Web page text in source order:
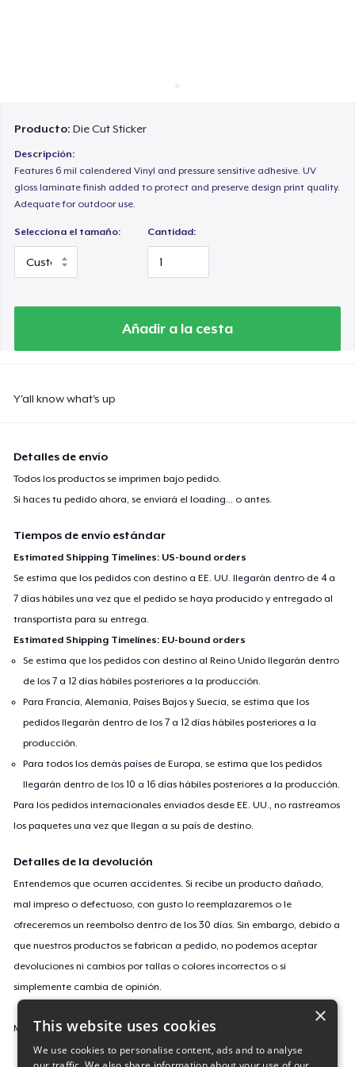
Producto:Die Cut Sticker
Descripción:
Features 6 mil calendered Vinyl and pressure sensitive adhesive. UV
gloss laminate finish added to protect and preserve design print quality.
Adequate for outdoor use.
Selecciona el tamaño: Cantidad:
Añadir a la cesta
Y'all know what's up
Detalles de envío
Todos los productos se imprimen bajo pedido.
Si haces tu pedido ahora, se enviará elloading... o antes.
Tiempos de envío estándar
Estimated Shipping Timelines: US-bound orders
Se estima que los pedidos con destino a EE. UU. llegarán dentro de 4 a
7 días hábiles una vez que el pedido se haya producido y entregado al
transportista para su entrega.
Estimated Shipping Timelines: EU-bound orders
Se estima que los pedidos con destino al Reino Unido llegarán dentro
de los 7 a 12 días hábiles posteriores a la producción.
Para Francia, Alemania, Países Bajos y Suecia, se estima que los
pedidos llegarán dentro de los 7 a 12 días hábiles posteriores a la
producción.
Para todos los demás países de Europa, se estima que los pedidos
llegarán dentro de los 10 a 16 días hábiles posteriores a la producción.
Para los pedidos internacionales enviados desde EE. UU., no rastreamos
los paquetes una vez que llegan a su país de destino.
Detalles de la devolución
Entendemos que ocurren accidentes. Si recibe un producto dañado,
mal impreso o defectuoso, con gusto lo reemplazaremos o le
ofreceremos un reembolso dentro de los 30 días. Sin embargo, debido a
que nuestros productos se fabrican a pedido, no podemos aceptar
devoluciones ni cambios por tallas o colores incorrectos o si
simplemente cambia de opinión.
Más información sobre nuestra política de devoluciones ×
This website uses cookies
We use cookies to personalise content, ads and to analyse